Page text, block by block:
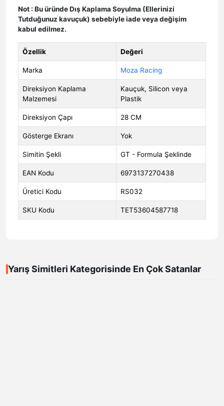
Not : Bu üründe Dış Kaplama Soyulma (Ellerinizi
Tutduğunuz kavuçuk) sebebiyle iade veya değişim
kabul edilmez.
Özellik Değeri
Marka Moza Racing
Direksiyon Kaplama
Malzemesi
Kauçuk, Silicon veya
Plastik
Direksiyon Çapı 28 CM
Gösterge Ekranı Yok
Simitin Şekli GT - Formula Şeklinde
EAN Kodu 6973137270438
Üretici Kodu RS032
SKU Kodu TET53604587718
Yarış Simitleri Kategorisinde En Çok Satanlar